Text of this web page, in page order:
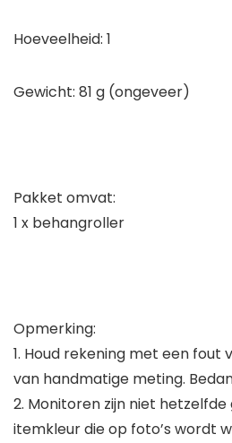
Hoeveelheid: 1
Gewicht: 81 g (ongeveer)
Pakket omvat:
1 x behangroller
Opmerking:
1. Houd rekening met een fout
van handmatige meting.
2. Monitoren zijn niet
itemkleur die op foto’s wordt